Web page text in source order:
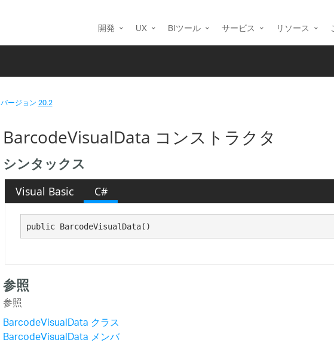
開発 UX BIツール サービス リソース
バージョン20.2
BarcodeVisualData コンストラクタ
シンタックス
Visual Basic C#
public BarcodeVisualData()
参照
参照
BarcodeVisualData クラス
BarcodeVisualData メンバ